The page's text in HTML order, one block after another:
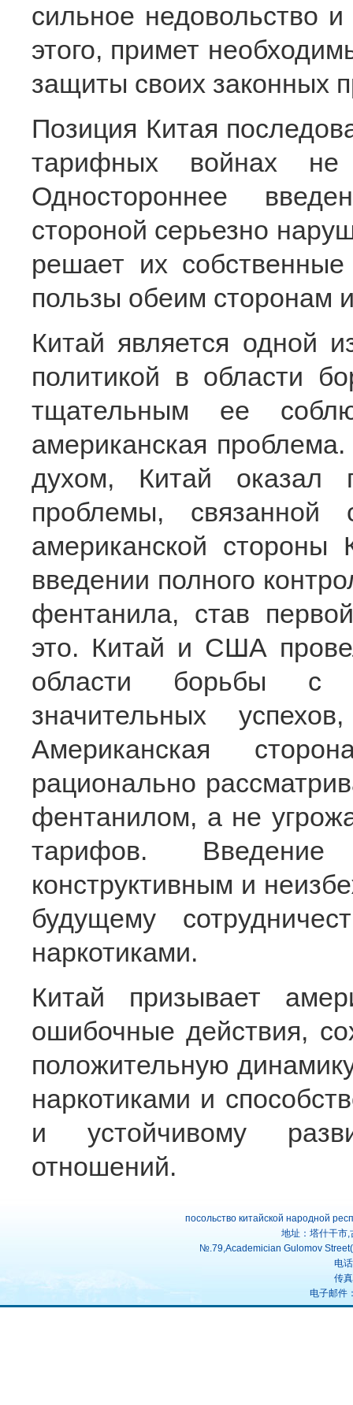
сильное недовольство
этого, примет
защиты своих законных
Позиция Китая
тарифных войнах
Одностороннее
стороной серьезно
решает их
пользы обеим сторонам
Китай является одной
политикой в области
тщательным ее
американская
духом, Китай
проблемы,
американской
введении полного
фентанила, став
это. Китай и США
области борьбы с
значительных
Американская
рационально
фентанилом, а не
тарифов.
конструктивным и
будущему
наркотиками.
Китай призывает
ошибочные действия,
положительную
наркотиками и
и устойчивому
отношений.
посольство китайской народной
地址：塔什干市
№.79,Academician Gulomov
电
传
电子邮件